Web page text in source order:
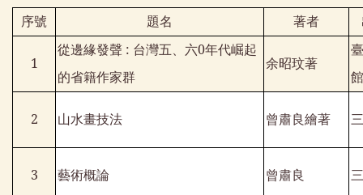
序號
題名 著者
1
從邊緣發聲: 台灣五、六0年代崛起
的省籍作家群
余昭玟著
館
2 山水畫技法 曾肅良繪著
3 藝術概論 曾肅良